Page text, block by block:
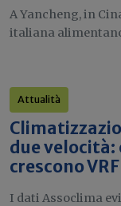
A Yancheng, in
italiana
Attualità
due velocità:
crescono
I dati Assoclima